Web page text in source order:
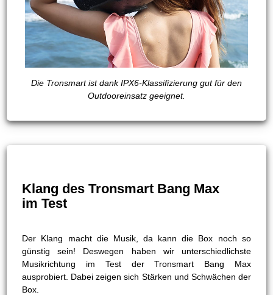
Die Tronsmart ist dank IPX6-Klassifizierung gut für den
Outdooreinsatz geeignet.
Klang des Tronsmart Bang Max
im Test
Der Klang macht die Musik, da kann die Box noch so
günstig sein! Deswegen haben wir unterschiedlichste
Musikrichtung im Test der Tronsmart Bang Max
ausprobiert. Dabei zeigen sich Stärken und Schwächen der
Box.